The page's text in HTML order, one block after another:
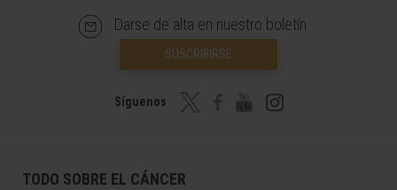
Darse de alta en nuestro boletín
SUSCRIBIRSE
Síguenos
TODO SOBRE EL CÁNCER